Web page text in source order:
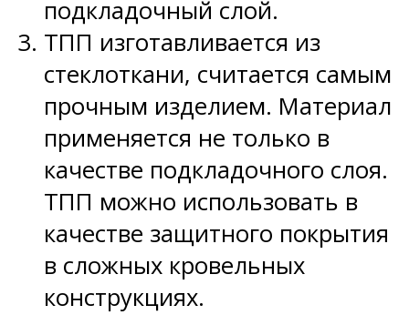
подкладочный слой.
ТПП изготавливается из
стеклоткани, считается самым
прочным изделием. Материал
применяется не только в
качестве подкладочного слоя.
ТПП можно использовать в
качестве защитного покрытия
в сложных кровельных
конструкциях.